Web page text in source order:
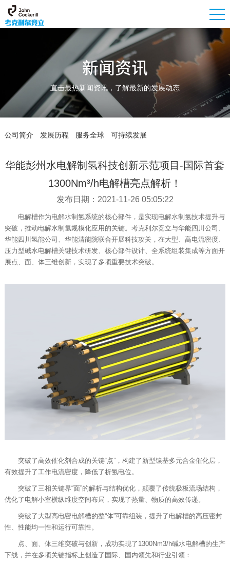
新闻资讯
直击最热新闻资讯，了解最新的发展动态
公司简介 发展历程 服务全球 可持续发展
华能彭州水电解制氢科技创新示范项目-国际首套
1300Nm³/h电解槽亮点解析！
发布日期：2021-11-26 05:05:22
电解槽作为电解水制氢系统的核心部件，是实现电解水制氢技术提升与
突破，推动电解水制氢规模化应用的关键。考克利尔竞立与华能四川公司、
华能四川氢能公司、华能清能院联合开展科技攻关，在大型、高电流密度、
压力型碱水电解槽关键技术研发、核心部件设计、全系统组装集成等方面开
展点、面、体三维创新，实现了多项重要技术突破。
突破了高效催化剂合成的关键“点”，构建了新型镍基多元合金催化层，
有效提升了工作电流密度，降低了析氢电位。
突破了三相关键界“面”的解析与结构优化，颠覆了传统极板流场结构，
优化了电解小室横纵维度空间布局，实现了热量、物质的高效传递。
突破了大型高电密电解槽的整“体”可靠组装，提升了电解槽的高压密封
性、性能均一性和运行可靠性。
点、面、体三维突破与创新，成功实现了1300Nm3/h碱水电解槽的生产
下线，并在多项关键指标上创造了国际、国内领先和行业引领：